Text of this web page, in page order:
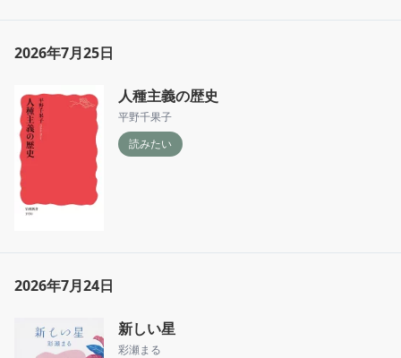
2026年7月25日
人種主義の歴史
平野千果子
読みたい
2026年7月24日
新しい星
彩瀬まる